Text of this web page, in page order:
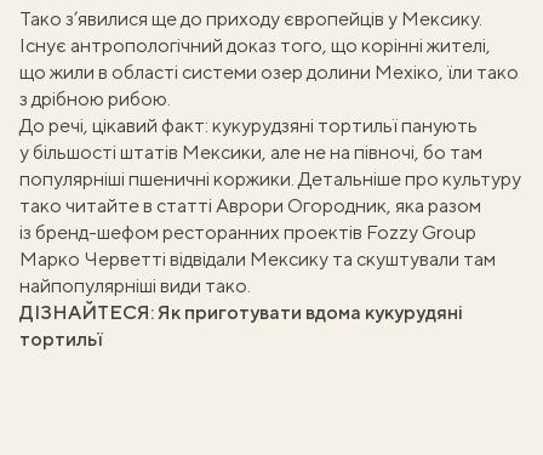
Тако з’явилися ще до приходу європейців у Мексику.
Існує антропологічний доказ того, що корінні жителі,
що жили в області системи озер долини Мехіко, їли тако
з дрібною рибою.
До речі, цікавий факт: кукурудзяні тортильї панують
у більшості штатів Мексики, але не на півночі, бо там
популярніші пшеничні коржики. Детальніше про культуру
тако читайте в статті Аврори Огородник, яка разом
із бренд-шефом ресторанних проектів Fozzy Group
Марко Черветті відвідали Мексику та скуштували там
найпопулярніші види тако.
ДІЗНАЙТЕСЯ:Як приготувати вдома кукурудяні
тортильї